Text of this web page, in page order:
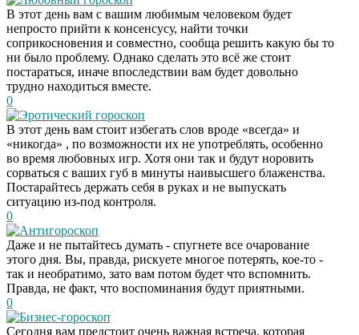
В этот день вам с вашим любимым человеком будет
непросто прийти к консенсусу, найти точки
соприкосновения и совместно, сообща решить какую бы то
ни было проблему. Однако сделать это всё же стоит
постараться, иначе впоследствии вам будет довольно
трудно находиться вместе.
0
Эротический гороскоп
В этот день вам стоит избегать слов вроде «всегда» и
«никогда» , по возможности их не употреблять, особенно
во время любовных игр. Хотя они так и будут норовить
сорваться с ваших губ в минуты наивысшего блаженства.
Постарайтесь держать себя в руках и не выпускать
ситуацию из-под контроля.
0
Антигороскоп
Даже и не пытайтесь думать - спугнете все очарование
этого дня. Вы, правда, рискуете многое потерять, кое-то -
так и необратимо, зато вам потом будет что вспомнить.
Правда, не факт, что воспоминания будут приятными.
0
Бизнес-гороскоп
Сегодня вам предстоит очень важная встреча, которая